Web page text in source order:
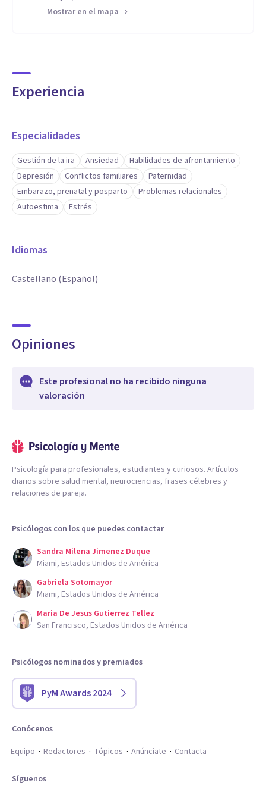
Mostrar en el mapa
Experiencia
Especialidades
Gestión de la ira Ansiedad
Habilidades de afrontamiento
Depresión
Conflictos familiares
Paternidad
Embarazo, prenatal y posparto
Problemas relacionales
Autoestima
Estrés
Idiomas
Castellano (Español)
Opiniones
Este profesional no ha recibido ninguna
valoración
Psicología para profesionales, estudiantes y curiosos. Artículos
diarios sobre salud mental, neurociencias, frases célebres y
relaciones de pareja.
Psicólogos con los que puedes contactar
Sandra Milena Jimenez Duque
Miami, Estados Unidos de América
Gabriela Sotomayor
Miami, Estados Unidos de América
Maria De Jesus Gutierrez Tellez
San Francisco, Estados Unidos de América
Psicólogos nominados y premiados
PyM Awards 2024
Conócenos
Equipo
Redactores Tópicos Anúnciate Contacta
Síguenos